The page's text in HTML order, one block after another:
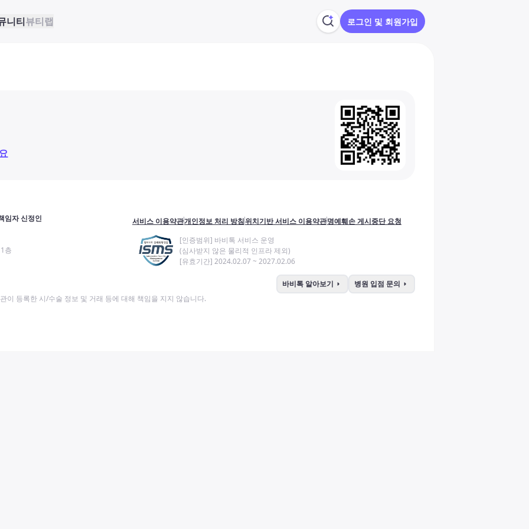
니티뷰티랩 로그인 및 회원가입
임자 신정인
층
서비스 이용약관개인정보 처리 방침위치기반 서비스 이용약관명예훼손 게시중단 요청
[인증범위] 바비톡 서비스 운영
(심사받지 않은 물리적 인프라 제외)
[유효기간] 2024.02.07 ~ 2027.02.06
바비톡 알아보기 arrow_right 병원 입점 문의 arrow_right
이 등록한 시/수술 정보 및 거래 등에 대해 책임을 지지 않습니다.